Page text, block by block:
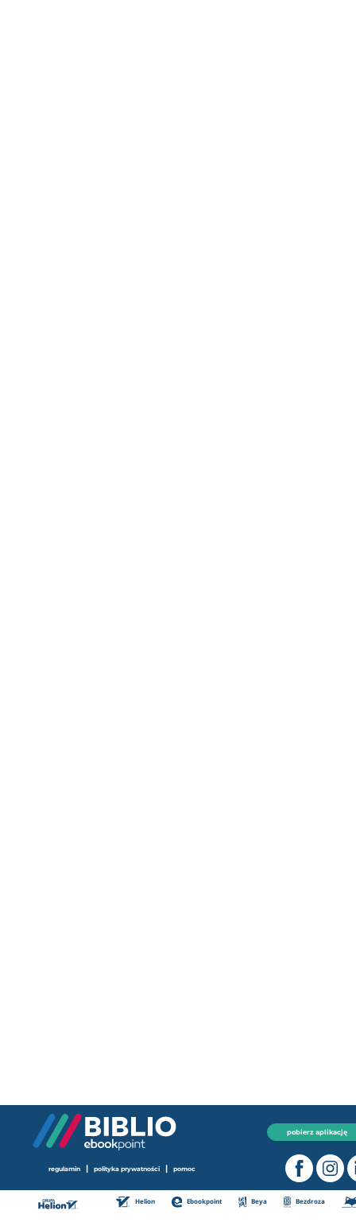
pobierz aplikację
regulamin | polityka prywatności | pomoc
Helion Ebookpoint Beya Bezdroza